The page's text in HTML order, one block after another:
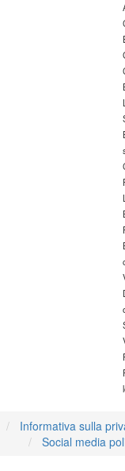
Informativa sulla
Social media